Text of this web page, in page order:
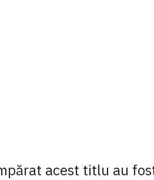
acest titlu au